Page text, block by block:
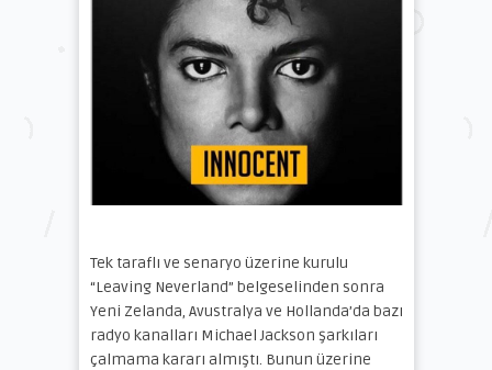
Tek taraflı ve senaryo üzerine kurulu
“Leaving Neverland” belgeselinden sonra
Yeni Zelanda, Avustralya ve Hollanda’da bazı
radyo kanalları Michael Jackson şarkıları
çalmama kararı almıştı. Bunun üzerine